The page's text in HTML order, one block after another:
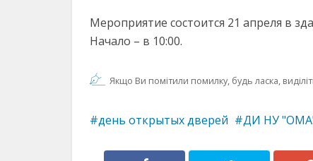
Мероприятие состоится 21 апреля в
Начало – в 10:00.
Якщо Ви помітили помилку, будь ласка,
день открытых дверей ДИ НУ